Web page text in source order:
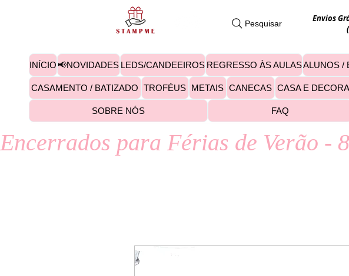
Pesquisar
Envios
INÍCIO 📢NOVIDADES LEDS/CANDEEIROS REGRESSO ÀS AULASALUNOS /
CASAMENTO / BATIZADO TROFÉUS METAIS CANECAS CASA E
SOBRE NÓS FAQ
Encerrados para Férias de Verão -